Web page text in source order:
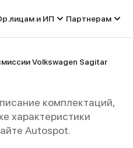
и ИП Партнерам
Volkswagen Sagitar
комплектаций,
характеристики
Autospot.